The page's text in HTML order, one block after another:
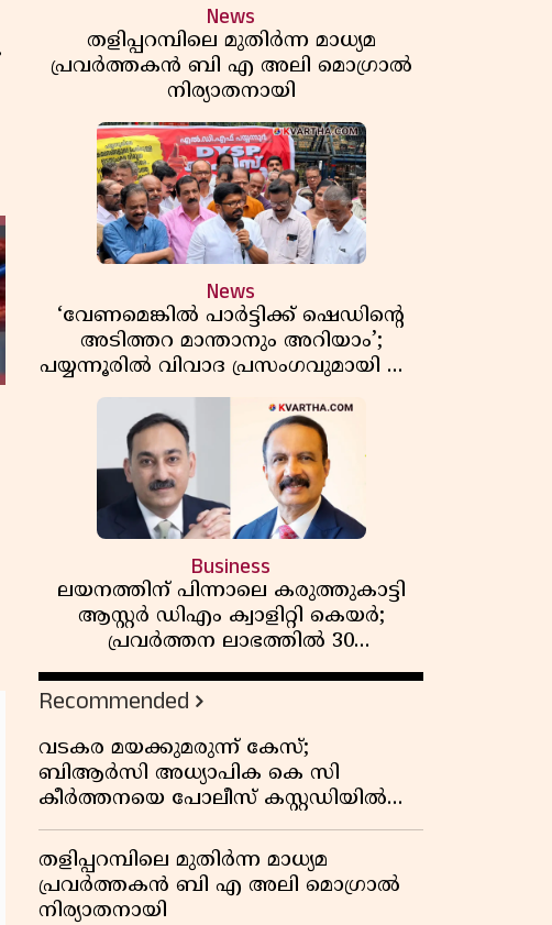
News
തളിപ്പറമ്പിലെ മുതിർന്ന മാധ്യമ
പ്രവർത്തകൻ ബി എ അലി മൊഗ്രാൽ
നിര്യാതനായി
News
‘വേണമെങ്കിൽ പാർട്ടിക്ക് ഷെഡിൻ്റെ
അടിത്തറ മാന്താനും അറിയാം’;
പയ്യന്നൂരിൽ വിവാദ പ്രസംഗവുമായി കെ
കെ രാഗേഷ്
Business
ലയനത്തിന് പിന്നാലെ കരുത്തുകാട്ടി
ആസ്റ്റർ ഡിഎം ക്വാളിറ്റി കെയർ;
പ്രവർത്തന ലാഭത്തിൽ 30
ശതമാനത്തിൻ്റെ വളർച്ച,
വരുമാനത്തിലും ലാഭത്തിലും വൻ
കുതിപ്പ് രേഖപ്പെടുത്തി ആദ്യ പാദ
റിപ്പോർട്ട് പുറത്ത്
Recommended
വടകര മയക്കുമരുന്ന് കേസ്;
ബിആർസി അധ്യാപിക കെ സി
കീർത്തനയെ പോലീസ് കസ്റ്റഡിയിൽ
വിട്ടു
തളിപ്പറമ്പിലെ മുതിർന്ന മാധ്യമ
പ്രവർത്തകൻ ബി എ അലി മൊഗ്രാൽ
നിര്യാതനായി